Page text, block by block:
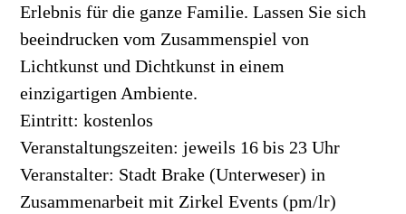
Erlebnis für die ganze Familie. Lassen Sie sich
beeindrucken vom Zusammenspiel von
Lichtkunst und Dichtkunst in einem
einzigartigen Ambiente.
Eintritt: kostenlos
Veranstaltungszeiten: jeweils 16 bis 23 Uhr
Veranstalter: Stadt Brake (Unterweser) in
Zusammenarbeit mit Zirkel Events (pm/lr)